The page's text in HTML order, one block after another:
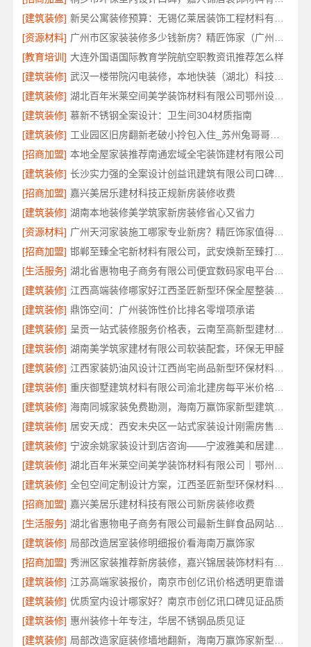
[建筑装修]
[资源材料]
[教育培训] 大连外国语国际教育学院航空职教资讯推荐怎么样
[建筑装修]
[建筑装修]
湖北百年米莱空间美学装饰材料有限公司鄂州设计装修实景案例
[建筑装修] 慕新不锈钢全案设计：卫生间304材质指南
[建筑装修]
工业园区旧房翻新老破小拎包入住_苏州兔哥哥智装
[招商加盟] 本地全屋家装推荐南通宏域全宅装饰建材有限公司
[建筑装修]
长沙实力强的全案设计创益讯建筑有限公司口碑保障
[招商加盟] 嘉兴美居乐建材科技正规新房装修收费
[建筑装修] 湖南本地装修美学筑家新房装修省心又省力
[资源材料]
广州天河家装施工哪家专业新房？精匠饰家值得推荐
[招商加盟]
邯郸至臻全宅新材料有限公司，武安焕新至臻打造零醛理想居所
[生活服务]
[建筑装修]
江西高端装修哪家好江西圣匠新型环保全屋整装服务
[建筑装修] 鼎饰空间：广州装饰性价比排名零增项承诺
[建筑装修]
呈贡一站式装修服务价格表，云南至高新型建材有限公司闭口合同
[建筑装修] 湖南美学筑家建材有限公司软装配套，环保无甲醛
[建筑装修]
江西家装奶油风设计江西尚宅尚品新型环保材料有限公司
[建筑装修]
重庆御墅建筑材料有限公司渝北建房每平米价格环保材料
[建筑装修]
海南同城家装免费勘测，海南万赢饰家新型建筑材料有限公司
[建筑装修]
[建筑装修]
宁波余姚家装设计到店咨询——宁波雅美和居建材科技有限公司
[建筑装修]
[建筑装修]
全包空间定制设计方案，江西圣匠新型环保材料有限公司
[招商加盟] 嘉兴美居乐建材科技有限公司新房装修收费
[生活服务]
湖北省惠物电子商务有限公司最新生鲜食品网站价格解读
[建筑装修] 局部改造居室装修明细报价看海南万赢饰家
[招商加盟]
[建筑装修] 江苏高端家装报价，南京市创亿讯价格透明更靠谱
[建筑装修] 优质室内设计哪家好？南京市创亿讯口碑见证品质
[建筑装修] 惠州装修十年专注，华居不锈钢品质见证
[建筑装修]